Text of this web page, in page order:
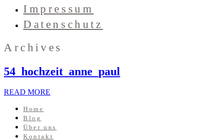
Impressum
Datenschutz
Archives
54_hochzeit_anne_paul
READ MORE
Home
Blog
Über uns
Kontakt